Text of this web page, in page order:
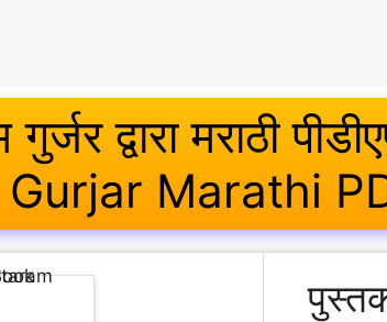
गुर्जर द्वारा मराठी
Marathi